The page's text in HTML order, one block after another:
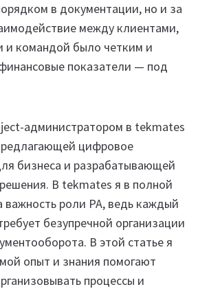
в документации, но и за
между клиентами,
и командой было четким и
показатели — под
администратором в tekmates
цифровое
бизнеса и разрабатывающей
В tekmates я в полной
важность роли РА, ведь каждый
безупречной организации
В этой статье я
опыт и знания помогают
процессы и